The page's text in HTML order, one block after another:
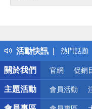
活動快訊
得獎公告
熱門話題
銀行優惠
偏遠地區
詐騙網頁
關於我們
官網 促銷
主題活動 會員活動